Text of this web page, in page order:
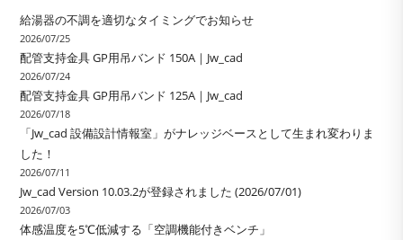
給湯器の不調を適切なタイミングでお知らせ
2026/07/25
配管支持金具 GP用吊バンド 150A｜Jw_cad
2026/07/24
配管支持金具 GP用吊バンド 125A｜Jw_cad
2026/07/18
「Jw_cad 設備設計情報室」がナレッジベースとして生まれ変わりま
した！
2026/07/11
Jw_cad Version 10.03.2が登録されました (2026/07/01)
2026/07/03
体感温度を5℃低減する「空調機能付きベンチ」